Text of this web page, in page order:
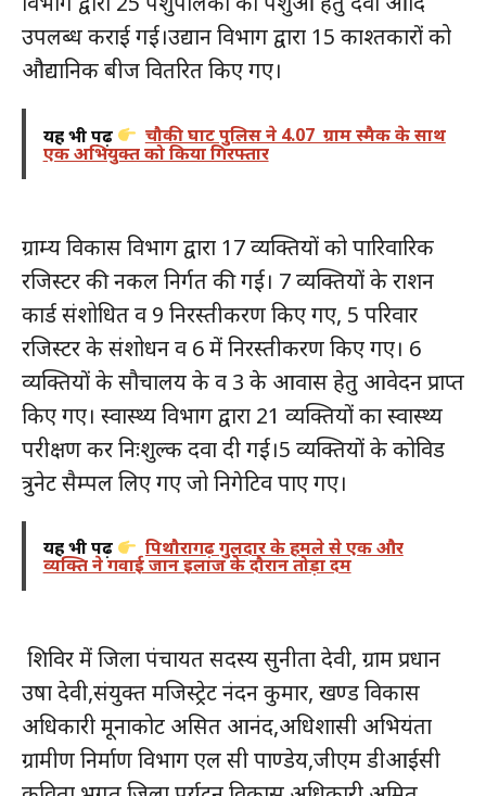
उपलब्ध कराई गई।उद्यान विभाग द्वारा 15 काश्तकारों को
औद्यानिक बीज वितरित किए गए।
यह भी पढ़ें चौकी घाट पुलिस ने 4.07 ग्राम स्मैक के साथ
एक अभियुक्त को किया गिरफ्तार
ग्राम्य विकास विभाग द्वारा 17 व्यक्तियों को पारिवारिक
रजिस्टर की नकल निर्गत की गई। 7 व्यक्तियों के राशन
कार्ड संशोधित व 9 निरस्तीकरण किए गए, 5 परिवार
रजिस्टर के संशोधन व 6 में निरस्तीकरण किए गए। 6
व्यक्तियों के सौचालय के व 3 के आवास हेतु आवेदन प्राप्त
किए गए। स्वास्थ्य विभाग द्वारा 21 व्यक्तियों का स्वास्थ्य
परीक्षण कर निःशुल्क दवा दी गई।5 व्यक्तियों के कोविड
त्रुनेट सैम्पल लिए गए जो निगेटिव पाए गए।
यह भी पढ़ें पिथौरागढ़ गुलदार के हमले से एक और
व्यक्ति ने गवाई जान इलाज के दौरान तोड़ा दम
शिविर में जिला पंचायत सदस्य सुनीता देवी, ग्राम प्रधान
उषा देवी,संयुक्त मजिस्ट्रेट नंदन कुमार, खण्ड विकास
अधिकारी मूनाकोट असित आनंद,अधिशासी अभियंता
ग्रामीण निर्माण विभाग एल सी पाण्डेय,जीएम डीआईसी